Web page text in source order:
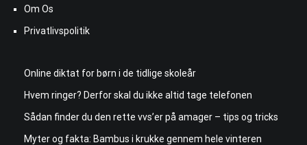
Om Os
Privatlivspolitik
Online diktat for børn i de tidlige skoleår
Hvem ringer? Derfor skal du ikke altid tage telefonen
Sådan finder du den rette vvs’er på amager – tips og tricks
Myter og fakta: Bambus i krukke gennem hele vinteren